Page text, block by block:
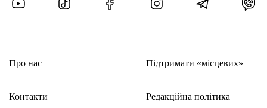
Про нас
Контакти
Підтримати «місцевих»
Редакційна політика